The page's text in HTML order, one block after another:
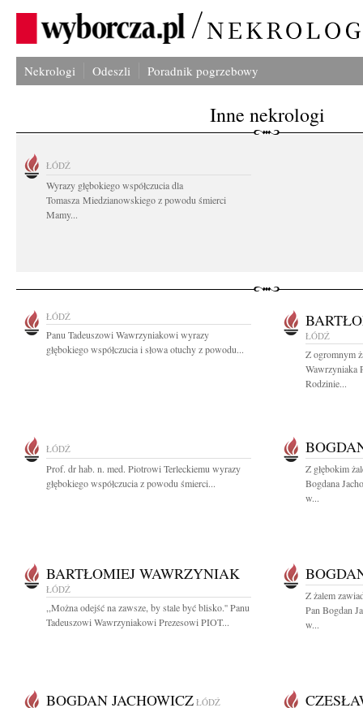
Nekrologi Odeszli Poradnik pogrzebowy
Inne nekrologi
ŁÓDŹ
Wyrazy głębokiego współczucia dla
Tomasza Miedzianowskiego z powodu śmierci
Mamy...
ŁÓDŹ
Panu Tadeuszowi Wawrzyniakowi wyrazy
głębokiego współczucia i słowa otuchy z powodu...
ŁÓDŹ
Z ogromnym
Wawrzyniaka
Rodzinie...
ŁÓDŹ
Prof. dr hab. n. med. Piotrowi Terleckiemu wyrazy
głębokiego współczucia z powodu śmierci...
Z głębokim
Bogdana
w...
BARTŁOMIEJ WAWRZYNIAK
ŁÓDŹ
,,Można odejść na zawsze, by stale być blisko.'' Panu
Tadeuszowi Wawrzyniakowi Prezesowi PIOT...
Z żalem
Pan Bogdan
w...
BOGDAN JACHOWICZ ŁÓDŹ